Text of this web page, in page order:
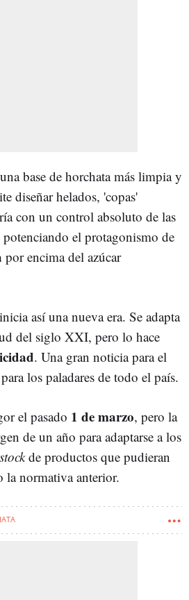
base de horchata más limpia y
diseñar helados, 'copas'
con un control absoluto de las
potenciando el protagonismo de
por encima del azúcar
así una nueva era. Se adapta
del siglo XXI, pero lo hace
. Una gran noticia para el
los paladares de todo el país.
el pasado 1 de marzo, pero la
de un año para adaptarse a los
stockde productos que pudieran
la normativa anterior.